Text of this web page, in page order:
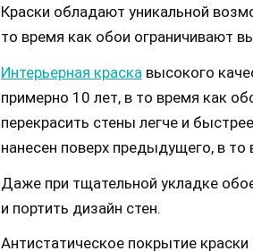
Краски обладают уникальной
то время как обои ограничивают
Интерьерная краска высокого
примерно 10 лет, в то время как
перекрасить стены легче и
нанесен поверх предыдущего, в то
Даже при тщательной укладке
и портить дизайн стен.
Антистатическое покрытие